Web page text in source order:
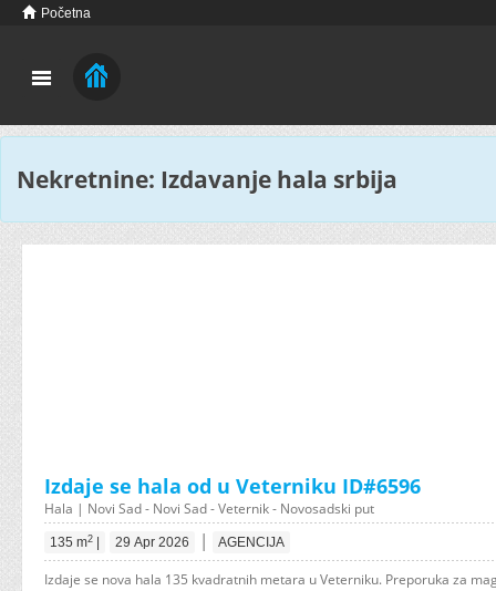
Početna
Nekretnine: Izdavanje hala srbija
Izdaje se hala od u Veterniku ID#6596
Hala | Novi Sad - Novi Sad - Veternik - Novosadski put
135 m2 29 Apr 2026 | AGENCIJA
Izdaje se nova hala 135 kvadratnih metara u Veterniku. Preporuka za